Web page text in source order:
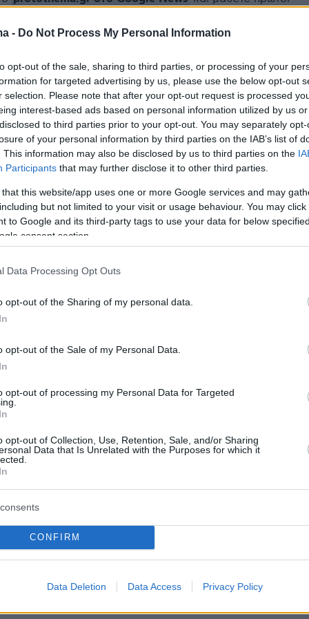
- Do Not Process My Personal Information
opt-out of the sale, sharing to third parties, or processing of your
for targeted advertising by us, please use the below opt-out
selection. Please note that after your opt-out request is processed
interest-based ads based on personal information utilized by us
to third parties prior to your opt-out. You may separately
of your personal information by third parties on the IAB’s list of
This information may also be disclosed by us to third parties on the
Participants that may further disclose it to other third parties.
that this website/app uses one or more Google services and may
but not limited to your visit or usage behaviour. You may
to Google and its third-party tags to use your data for below
consent section.
Data Processing Opt Outs
opt-out of the Sharing of my personal data.
opt-out of the Sale of my Personal Data.
opt-out of processing my Personal Data for Targeted
opt-out of Collection, Use, Retention, Sale, and/or Sharing
Data that Is Unrelated with the Purposes for which it
CONFIRM
Data Deletion Data Access Privacy Policy
στοProtothema.gr
Ειδήσεις Δημοφιλή
για την Ελλάδα»: Ο
από πρέσβης
με εβδομαδιαία
την task force
Πώς θέλουν οι
έλεγχο στην
πλούσια σπίτια
Επιβάτες στη Βρετανία ταξίδεψαν
6 ώρες με τρένο όπου δεν
λειτουργούσαν οι τουαλέτες, οργή
εταιρεία
σηκώθηκαν 3 αεροσκάφη
δολάρια σε γερμανική εταιρεία για
ΕΙΔΗΣΕΙΣ